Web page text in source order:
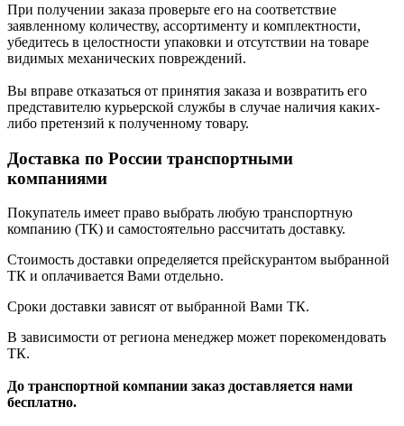
При получении заказа проверьте его на соответствие
заявленному количеству, ассортименту и комплектности,
убедитесь в целостности упаковки и отсутствии на товаре
видимых механических повреждений.
Вы вправе отказаться от принятия заказа и возвратить его
представителю курьерской службы в случае наличия каких-
либо претензий к полученному товару.
Доставка по России транспортными
компаниями
Покупатель имеет право выбрать любую транспортную
компанию (ТК) и самостоятельно рассчитать доставку.
Стоимость доставки определяется прейскурантом выбранной
ТК и оплачивается Вами отдельно.
Сроки доставки зависят от выбранной Вами ТК.
В зависимости от региона менеджер может порекомендовать
ТК.
До транспортной компании заказ доставляется нами
бесплатно.